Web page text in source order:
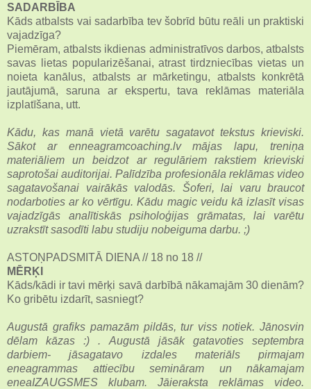
SADARBĪBA
Kāds atbalsts vai sadarbība tev šobrīd būtu reāli un praktiski
vajadzīga?
Piemēram, atbalsts ikdienas administratīvos darbos, atbalsts
savas lietas popularizēšanai, atrast tirdzniecības vietas un
noieta kanālus, atbalsts ar mārketingu, atbalsts konkrētā
jautājumā, saruna ar ekspertu, tava reklāmas materiāla
izplatīšana, utt.
Kādu, kas manā vietā varētu sagatavot tekstus krieviski.
Sākot ar enneagramcoaching.lv mājas lapu, treniņa
materiāliem un beidzot ar regulāriem rakstiem krieviski
saprotošai auditorijai. Palīdzība profesionāla reklāmas video
sagatavošanai vairākās valodās. Šoferi, lai varu braucot
nodarboties ar ko vērtīgu. Kādu magic veidu kā izlasīt visas
vajadzīgās analītiskās psiholoģijas grāmatas, lai varētu
uzrakstīt sasodīti labu studiju nobeiguma darbu. ;)
ASTOŅPADSMITĀ DIENA // 18 no 18 //
MĒRĶI
Kāds/kādi ir tavi mērķi savā darbībā nākamajām 30 dienām?
Ko gribētu izdarīt, sasniegt?
Augustā grafiks pamazām pildās, tur viss notiek. Jānosvin
dēlam kāzas :) . Augustā jāsāk gatavoties septembra
darbiem- jāsagatavo izdales materiāls pirmajam
eneagrammas attiecību semināram un nākamajam
eneaIZAUGSMES klubam. Jāieraksta reklāmas video.